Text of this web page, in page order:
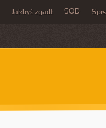
Jakbyś zgadł SOD